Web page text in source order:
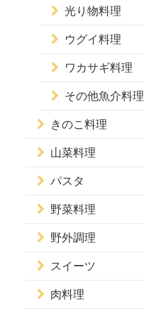
光り物料理
ウグイ料理
ワカサギ料理
その他魚介料理
きのこ料理
山菜料理
パスタ
野菜料理
野外調理
スイーツ
肉料理